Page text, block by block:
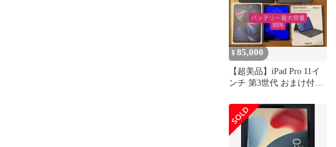
¥85,000
【超美品】iPad Pro 11イ
ンチ 第3世代 おまけ付き